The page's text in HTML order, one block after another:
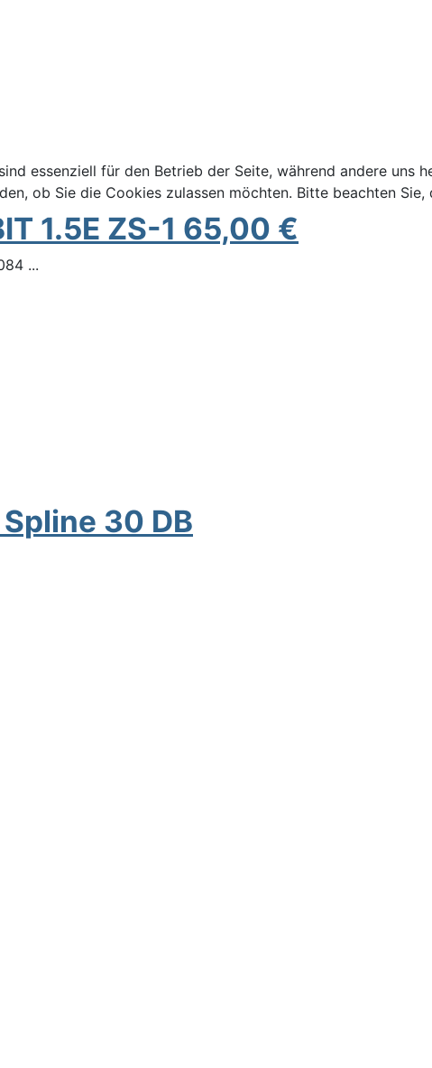
1.5E ZS-1 65,00 €
...
30 DB
essenziell für den Betrieb der Seite, während andere uns
ob Sie die Cookies zulassen möchten. Bitte beachten